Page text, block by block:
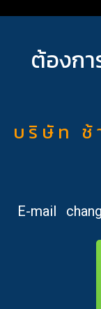
ต้องกา
บ ริ ษั ท ช้
E-mail